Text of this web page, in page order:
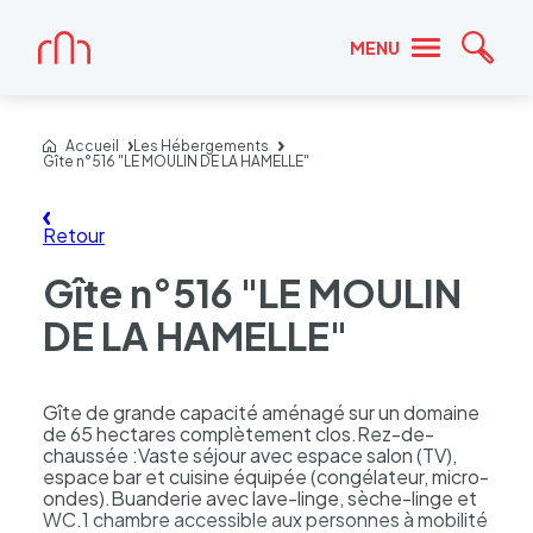
MENU
Accueil
Accueil
Les Hébergements
Gîte n°516 "LE MOULIN DE LA HAMELLE"
Retour
Gîte n°516 "LE MOULIN
DE LA HAMELLE"
Gîte de grande capacité aménagé sur un domaine
de 65 hectares complètement clos.Rez-de-
chaussée :Vaste séjour avec espace salon (TV),
espace bar et cuisine équipée (congélateur, micro-
ondes).Buanderie avec lave-linge, sèche-linge et
WC.1 chambre accessible aux personnes à mobilité